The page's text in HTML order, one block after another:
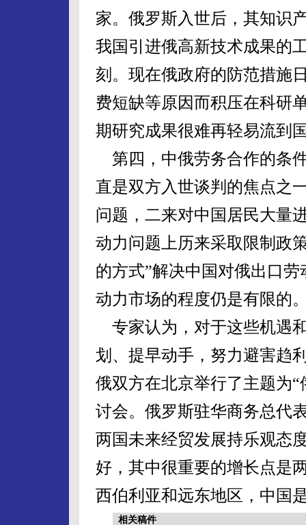
家。俄罗斯入世后，其知识
我国引进俄高新技术成果的
刻。现在俄政府的防范措施
费短缺等原因而积压在科研
期研究成果很难再轻易流到
第四，中俄劳务合作的条
直是双方入世谈判的焦点之
问题，二来对中国居民大量
动力问题上历来采取限制政
的方式”解决中国对俄出口
动力市场的程度仍是有限的
专家认为，对于这些机遇
划、提早动手，努力避害趋
俄双方在北京举行了主题为
讨会。俄罗斯驻华商务总代
两国未来经贸发展持乐观态
好，其中很重要的增长点是
西伯利亚和远东地区，中国
相关稿件